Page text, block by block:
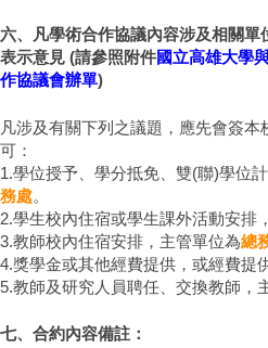
六、凡學術合作協議內容涉及相關
表示意見 (請參照附件國立高雄大學
作協議會辦單)
凡涉及有關下列之議題，應先會簽
可：
1.學位授予、學分抵免、雙(聯)學位
務處。
2.學生校內住宿或學生課外活動安排
3.教師校內住宿安排，主管單位為總
4.獎學金或其他經費提供，或經費提
5.教師及研究人員聘任、交換教師，
七、合約內容備註：